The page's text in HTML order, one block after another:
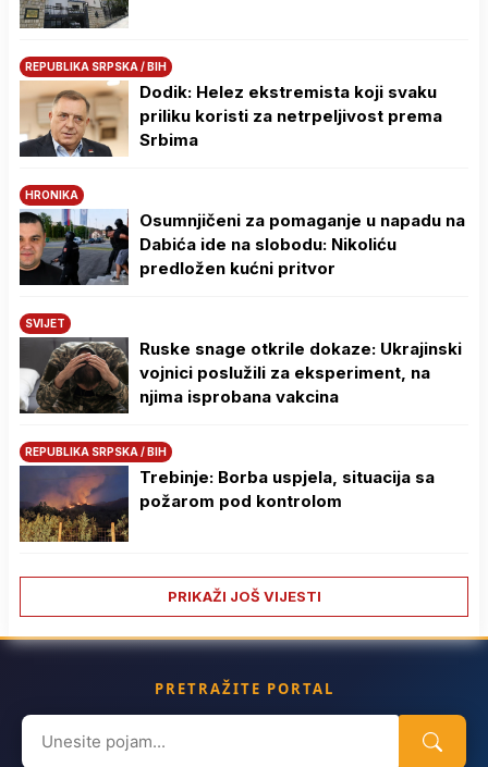
REPUBLIKA SRPSKA / BIH
Dodik: Helez ekstremista koji svaku
priliku koristi za netrpeljivost prema
Srbima
HRONIKA
Osumnjičeni za pomaganje u napadu na
Dabića ide na slobodu: Nikoliću
predložen kućni pritvor
SVIJET
Ruske snage otkrile dokaze: Ukrajinski
vojnici poslužili za eksperiment, na
njima isprobana vakcina
REPUBLIKA SRPSKA / BIH
Trebinje: Borba uspjela, situacija sa
požarom pod kontrolom
PRIKAŽI JOŠ VIJESTI
PRETRAŽITE PORTAL
Search
for: